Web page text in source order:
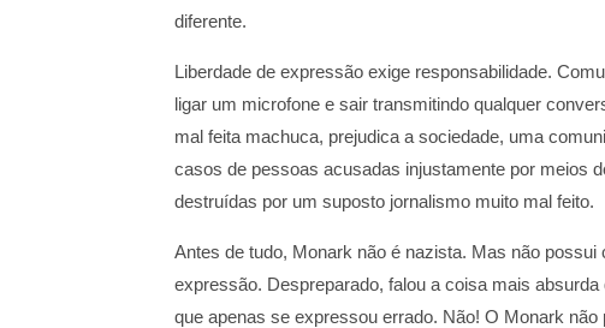
diferente.
Liberdade de expressão exige responsabilidade.
ligar um microfone e sair transmitindo qualquer
mal feita machuca, prejudica a sociedade, uma
casos de pessoas acusadas injustamente por meios
destruídas por um suposto jornalismo muito mal feito.
Antes de tudo, Monark não é nazista. Mas não
expressão. Despreparado, falou a coisa mais
que apenas se expressou errado. Não! O Monark